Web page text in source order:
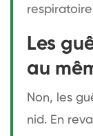
Les
au
Non, les
nid. En